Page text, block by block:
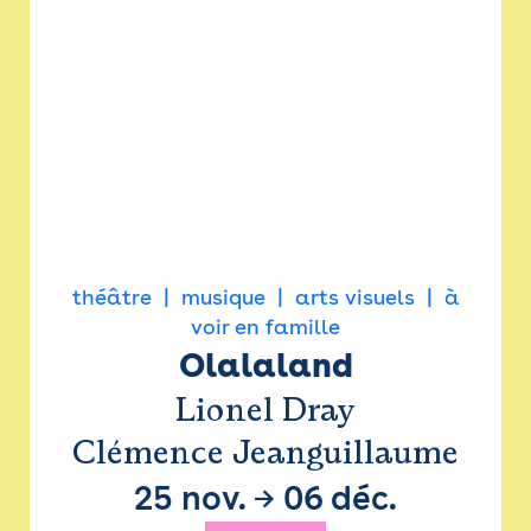
théâtre musique arts visuels
à
voir en famille
Olalaland
Lionel Dray
Clémence Jeanguillaume
25 nov. → 06 déc.